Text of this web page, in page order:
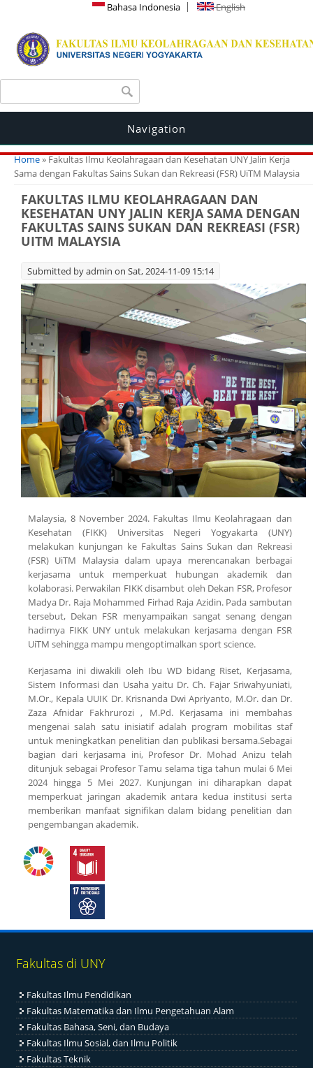
Bahasa Indonesia English
Search form
Navigation
You are here
Home» Fakultas Ilmu Keolahragaan dan Kesehatan UNY Jalin Kerja
Sama dengan Fakultas Sains Sukan dan Rekreasi (FSR) UiTM Malaysia
FAKULTAS ILMU KEOLAHRAGAAN DAN
KESEHATAN UNY JALIN KERJA SAMA DENGAN
FAKULTAS SAINS SUKAN DAN REKREASI (FSR)
UITM MALAYSIA
Submitted byadmin on Sat, 2024-11-09 15:14
Malaysia, 8 November 2024. Fakultas Ilmu Keolahragaan dan
Kesehatan (FIKK) Universitas Negeri Yogyakarta (UNY)
melakukan kunjungan ke Fakultas Sains Sukan dan Rekreasi
(FSR) UiTM Malaysia dalam upaya merencanakan berbagai
kerjasama untuk memperkuat hubungan akademik dan
kolaborasi. Perwakilan FIKK disambut oleh Dekan FSR, Profesor
Madya Dr. Raja Mohammed Firhad Raja Azidin. Pada sambutan
tersebut, Dekan FSR menyampaikan sangat senang dengan
hadirnya FIKK UNY untuk melakukan kerjasama dengan FSR
UiTM sehingga mampu mengoptimalkan sport science.
Kerjasama ini diwakili oleh Ibu WD bidang Riset, Kerjasama,
Sistem Informasi dan Usaha yaitu Dr. Ch. Fajar Sriwahyuniati,
M.Or., Kepala UUIK Dr. Krisnanda Dwi Apriyanto, M.Or. dan Dr.
Zaza Afnidar Fakhrurozi , M.Pd. Kerjasama ini membahas
mengenai salah satu inisiatif adalah program mobilitas staf
untuk meningkatkan penelitian dan publikasi bersama.Sebagai
bagian dari kerjasama ini, Profesor Dr. Mohad Anizu telah
ditunjuk sebagai Profesor Tamu selama tiga tahun mulai 6 Mei
2024 hingga 5 Mei 2027. Kunjungan ini diharapkan dapat
memperkuat jaringan akademik antara kedua institusi serta
memberikan manfaat signifikan dalam bidang penelitian dan
pengembangan akademik.
Fakultas di UNY
Fakultas Ilmu Pendidikan
Fakultas Matematika dan Ilmu Pengetahuan Alam
Fakultas Bahasa, Seni, dan Budaya
Fakultas Ilmu Sosial, dan Ilmu Politik
Fakultas Teknik